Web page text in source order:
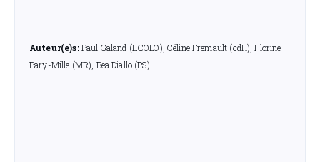
Auteur(e)s:Paul Galand (ECOLO), Céline Fremault (cdH), Florine
Pary-Mille (MR), Bea Diallo (PS)